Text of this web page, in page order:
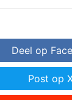
Deel op
Post op